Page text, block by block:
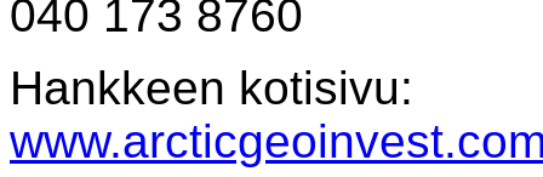
040 173 8760
Hankkeen kotisivu: